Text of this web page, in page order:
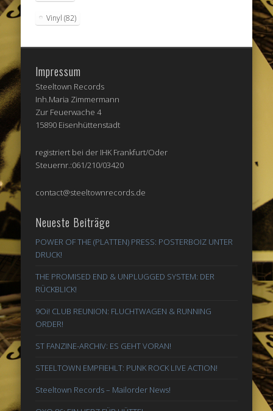
Vinyl (82)
Impressum
Steeltown Records
Inh.Maria Zimmermann
Zur Feuerwache 4
15890 Eisenhüttenstadt
registriert bei der IHK Frankfurt/Oder
Steuernr.:061/210/03420
contact@steeltownrecords.de
Neueste Beiträge
POWER OF THE (PLATTEN) PRESS: POSTERBOIZ UNTER
DRUCK!
THE PROMISED END & UNPLUGGED SYSTEM: DER
RÜCKBLICK!
9Oi! CLUB REUNION: FLUCHTWAGEN & RUNNING
ORDER!
ST FANZINE-ARCHIV: ES GEHT VORAN!
STEELTOWN EMPFIEHLT: PUNK ROCK LIVE ACTION!
Steeltown Records – Mailorder News!